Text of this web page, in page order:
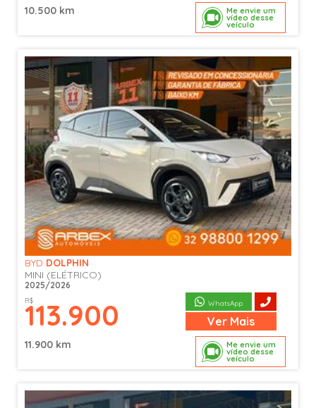
Me envie um
vídeo desse
veículo
10.500 km
Me envie um
vídeo desse
veículo
BYD DOLPHIN
MINI (ELÉTRICO)
2025/2026
R$
113.900 WhatsApp
Ver Mais
11.900 km